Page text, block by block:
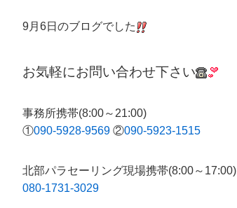
9月6日のブログでした
お気軽にお問い合わせ下さい
事務所携帯(8:00～21:00)
①090-5928-9569 ②090-5923-1515
北部パラセーリング現場携帯(8:00～17:00)
080-1731-3029